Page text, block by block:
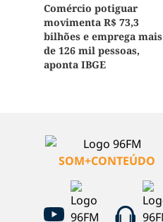
Comércio potiguar
movimenta R$ 73,3
bilhões e emprega mais
de 126 mil pessoas,
aponta IBGE
SOM+CONTEÚDO